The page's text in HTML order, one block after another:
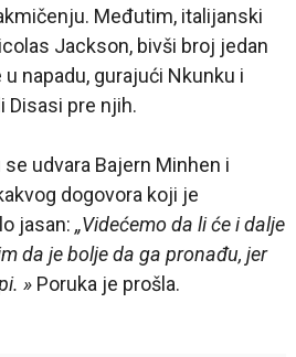
Međutim, italijanski
Jackson, bivši broj jedan
napadu, gurajući Nkunku i
Disasi pre njih.
udvara Bajern Minhen i
dogovora koji je
jasan: „Videćemo da li će i dalje
da je bolje da ga pronađu, jer
» Poruka je prošla.